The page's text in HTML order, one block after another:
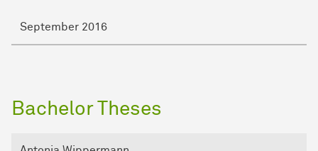
September 2016
Bachelor Theses